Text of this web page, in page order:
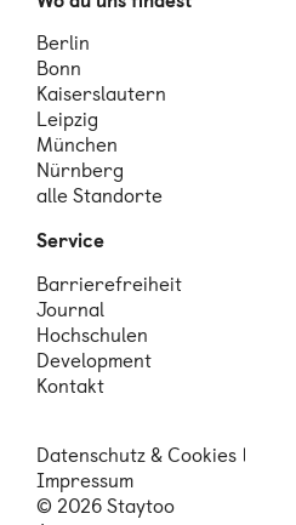
Berlin
Bonn
Kaiserslautern
Leipzig
München
Nürnberg
alle Standorte
Service
Barrierefreiheit
Journal
Hochschulen
Development
Kontakt
Datenschutz & Cookies
Impressum
© 2026 Staytoo